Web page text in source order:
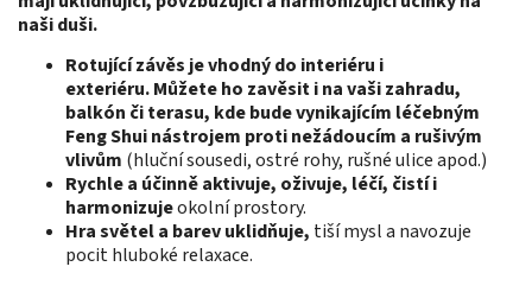
naši duši.
Rotující závěs je vhodný do interiéru i
exteriéru.Můžete ho zavěsit i na vaši zahradu,
balkón či terasu, kdebude vynikajícím léčebným
Feng Shui nástrojem proti nežádoucím a rušivým
vlivům (hluční sousedi, ostré rohy, rušné ulice apod.)
Rychle a účinně aktivuje, oživuje, léčí, čistí i
harmonizujeokolní prostory.
Hra světel a barev uklidňuje, tiší mysl a navozuje
pocit hluboké relaxace.